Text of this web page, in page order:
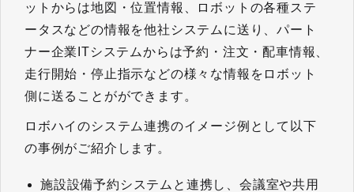
ットからは地図・位置情報、ロボットの各種ステ
ータスなどの情報を他社システムに送り、パート
ナー企業ITシステムからは予約・注文・配車情報、
走行開始・停止指示などの様々な情報をロボット
側に送ることがができます。
ロボハイのシステム連携のイメージ例として以下
の事例がご紹介します。
施設設備予約システムと連携し、会議室や共用